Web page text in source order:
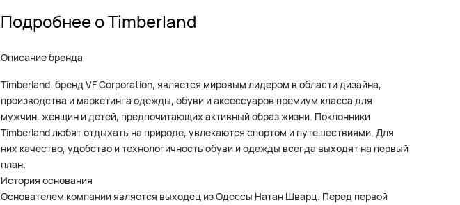
Подробнее о Timberland
Описание бренда
Timberland, бренд VF Corporation, является мировым лидером в области дизайна,
производства и маркетинга одежды, обуви и аксессуаров премиум класса для
мужчин, женщин и детей, предпочитающих активный образ жизни. Поклонники
Timberland любят отдыхать на природе, увлекаются спортом и путешествиями. Для
них качество, удобство и технологичность обуви и одежды всегда выходят на первый
план.
История основания
Основателем компании является выходец из Одессы Натан Шварц. Перед первой